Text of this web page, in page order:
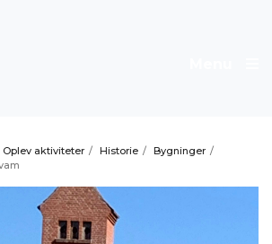
Oplev aktiviteter / Historie / Bygninger /